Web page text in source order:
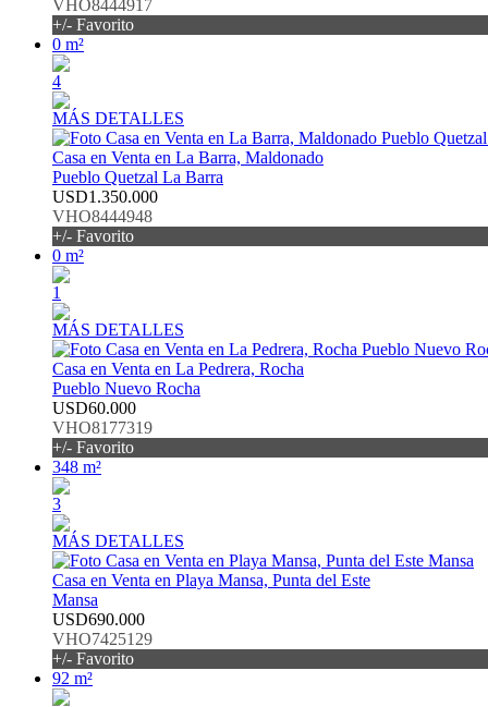
VHO8444917
+/- Favorito
0 m²
4
MÁS DETALLES
Casa en Venta en La Barra, Maldonado
Pueblo Quetzal La Barra
USD1.350.000
VHO8444948
+/- Favorito
0 m²
1
MÁS DETALLES
Casa en Venta en La Pedrera, Rocha
Pueblo Nuevo Rocha
USD60.000
VHO8177319
+/- Favorito
348 m²
3
MÁS DETALLES
Casa en Venta en Playa Mansa, Punta del Este
Mansa
USD690.000
VHO7425129
+/- Favorito
92 m²